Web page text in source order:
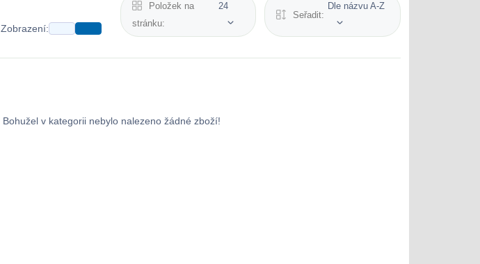
Zobrazení:
Položek na
stránku:
24
Seřadit:
Dle názvu A-Z
Bohužel v kategorii nebylo nalezeno žádné zboží!